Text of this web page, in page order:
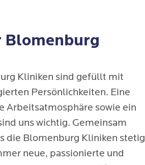
Blomenburg
Kliniken sind gefüllt mit
Persönlichkeiten. Eine
Arbeitsatmosphäre sowie ein
uns wichtig. Gemeinsam
die Blomenburg Kliniken stetig
neue, passionierte und